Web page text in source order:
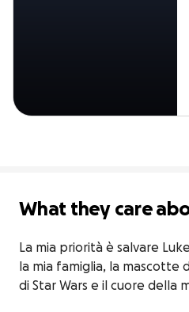
What they care
La mia priorità è salvare
la mia famiglia, la mascotte
di Star Wars e il cuore della